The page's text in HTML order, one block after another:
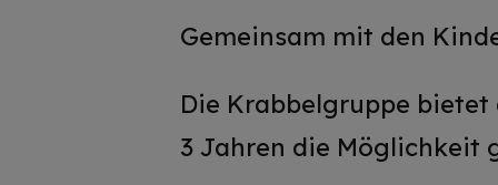
Gemeinsam mit den
Die Krabbelgruppe
3 Jahren die Möglichkeit